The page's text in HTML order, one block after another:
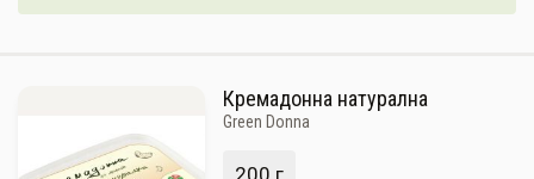
Кремадонна натурална
Green Donna